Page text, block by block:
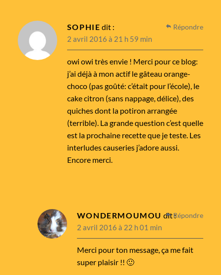
SOPHIE dit :
2 avril 2016 à 21 h 59 min
owi owi très envie ! Merci pour ce blog:
j’ai déjà à mon actif le gâteau orange-
choco (pas goûté: c’était pour l’école), le
cake citron (sans nappage, délice), des
quiches dont la potiron arrangée
(terrible). La grande question c’est quelle
est la prochaine recette que je teste. Les
interludes causeries j’adore aussi.
Encore merci.
Répondre
WONDERMOUMOU dit :
2 avril 2016 à 22 h 01 min
Merci pour ton message, ça me fait
super plaisir !! 🙂
Répondre